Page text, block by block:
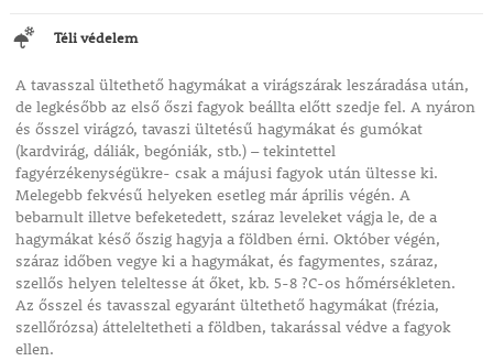
Téli védelem
A tavasszal ültethető hagymákat a virágszárak leszáradása után,
de legkésőbb az első őszi fagyok beállta előtt szedje fel. A nyáron
és ősszel virágzó, tavaszi ültetésű hagymákat és gumókat
(kardvirág, dáliák, begóniák, stb.) – tekintettel
fagyérzékenységükre- csak a májusi fagyok után ültesse ki.
Melegebb fekvésű helyeken esetleg már április végén. A
bebarnult illetve befeketedett, száraz leveleket vágja le, de a
hagymákat késő őszig hagyja a földben érni. Október végén,
száraz időben vegye ki a hagymákat, és fagymentes, száraz,
szellős helyen teleltesse át őket, kb. 5-8 ?C-os hőmérsékleten.
Az ősszel és tavasszal egyaránt ültethető hagymákat (frézia,
szellőrózsa) átteleltetheti a földben, takarással védve a fagyok
ellen.